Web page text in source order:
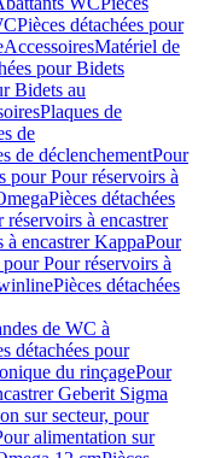
Pièces détachées pour
AccessoiresMatériel de
pour Bidets
Bidets au
Plaques de
de
de déclenchementPour
pour Pour réservoirs à
Pièces détachées
réservoirs à encastrer
à encastrer KappaPour
pour Pour réservoirs à
Pièces détachées
de WC à
détachées pour
du rinçagePour
Geberit Sigma
sur secteur, pour
alimentation sur